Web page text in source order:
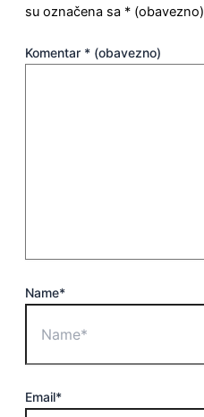
su označena sa * (obavezno)
Komentar * (obavezno)
Name*
Email*